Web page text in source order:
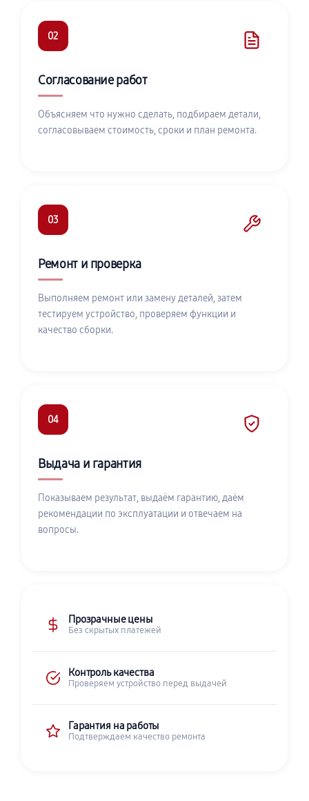
02
Согласование работ
Объясняем что нужно сделать, подбираем детали,
согласовываем стоимость, сроки и план ремонта.
03
Ремонт и проверка
Выполняем ремонт или замену деталей, затем
тестируем устройство, проверяем функции и
качество сборки.
04
Выдача и гарантия
Показываем результат, выдаём гарантию, даём
рекомендации по эксплуатации и отвечаем на
вопросы.
Прозрачные цены
Без скрытых платежей
Контроль качества
Проверяем устройство перед выдачей
Гарантия на работы
Подтверждаем качество ремонта